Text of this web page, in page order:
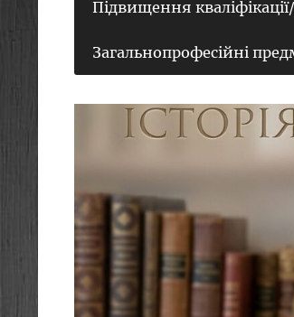
Підвищення
Загальнопрофесійні